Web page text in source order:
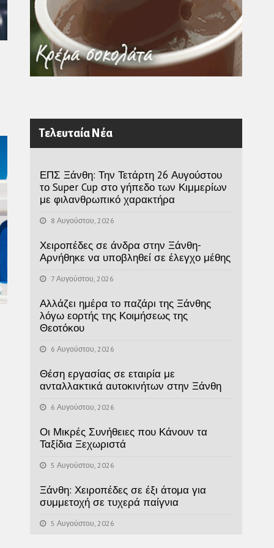
Τελευταία Νέα
ΕΠΣ Ξάνθη: Την Τετάρτη 26 Αυγούστου
το Super Cup στο γήπεδο των Κιμμερίων
με φιλανθρωπικό χαρακτήρα
8 Αυγούστου, 2026
Χειροπέδες σε άνδρα στην Ξάνθη-
Αρνήθηκε να υποβληθεί σε έλεγχο μέθης
7 Αυγούστου, 2026
Αλλάζει ημέρα το παζάρι της Ξάνθης
λόγω εορτής της Κοιμήσεως της
Θεοτόκου
6 Αυγούστου, 2026
Θέση εργασίας σε εταιρία με
ανταλλακτικά αυτοκινήτων στην Ξάνθη
6 Αυγούστου, 2026
Οι Μικρές Συνήθειες που Κάνουν τα
Ταξίδια Ξεχωριστά
5 Αυγούστου, 2026
Ξάνθη: Χειροπέδες σε έξι άτομα για
συμμετοχή σε τυχερά παίγνια
5 Αυγούστου, 2026